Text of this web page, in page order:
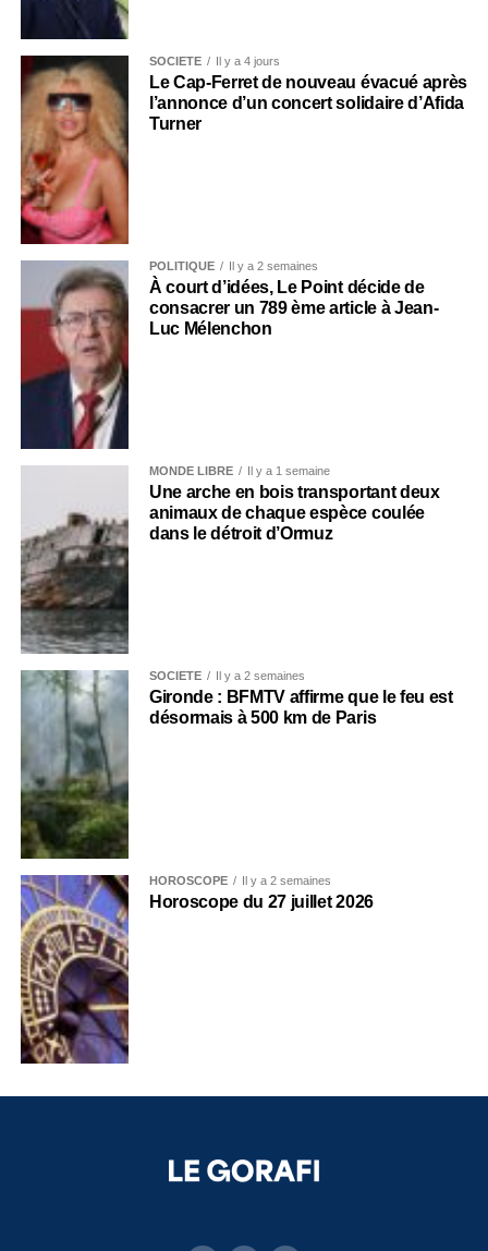
SOCIÉTÉ Il y a 4 jours
Le Cap-Ferret de nouveau évacué après
l’annonce d’un concert solidaire d’Afida
Turner
POLITIQUE Il y a 2 semaines
À court d’idées, Le Point décide de
consacrer un 789 ème article à Jean-
Luc Mélenchon
MONDE LIBRE Il y a 1 semaine
Une arche en bois transportant deux
animaux de chaque espèce coulée
dans le détroit d’Ormuz
SOCIÉTÉ Il y a 2 semaines
Gironde : BFMTV affirme que le feu est
désormais à 500 km de Paris
HOROSCOPE Il y a 2 semaines
Horoscope du 27 juillet 2026